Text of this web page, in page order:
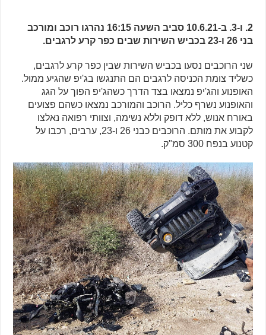
2. ו-3. ב-10.6.21 סביב השעה 16:15 נהרגו רוכב ומורכב
בני 26 ו-23 בכביש השירות שבים כפר קרע לרגבים.
שני הרוכבים נסעו בכביש השירות שבין כפר קרע לרגבים,
כשליד צומת הכניסה לרגבים הם התנגשו בג'יפ שהגיע ממול.
האופנוע והג'יפ נמצאו בצד הדרך כשהג'יפ הפוך על הגג
והאופנוע נשרף כליל. הרוכב והמורכב נמצאו כשהם פצועים
באורח אנוש, ללא דופק וללא נשימה, וצוותי רפואה נאלצו
לקבוע את מותם. הרוכבים כבני 26 ו-23, ערבים, רכבו על
קטנוע בנפח 300 סמ"ק.